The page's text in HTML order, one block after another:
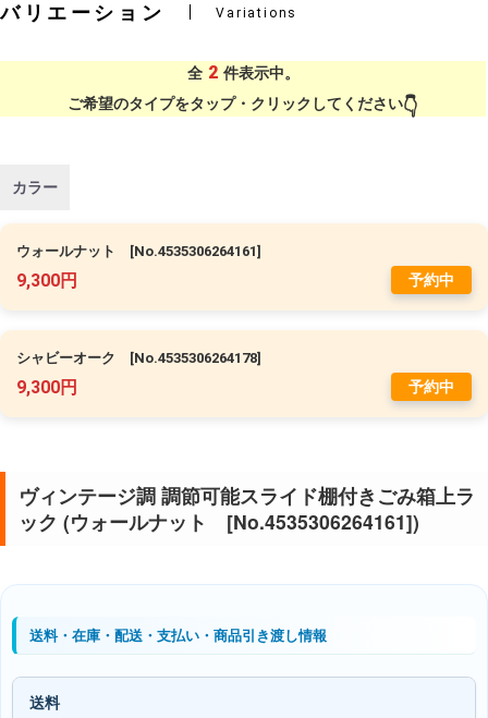
バリエーション Variations
全 2 件表示中。
ご希望のタイプをタップ・クリックしてください
カラー
ウォールナット [No.4535306264161]
9,300円 予約中
シャビーオーク [No.4535306264178]
9,300円 予約中
ヴィンテージ調 調節可能スライド棚付きごみ箱上ラ
ック (ウォールナット [No.4535306264161])
送料・在庫・配送・支払い・商品引き渡し情報
送料